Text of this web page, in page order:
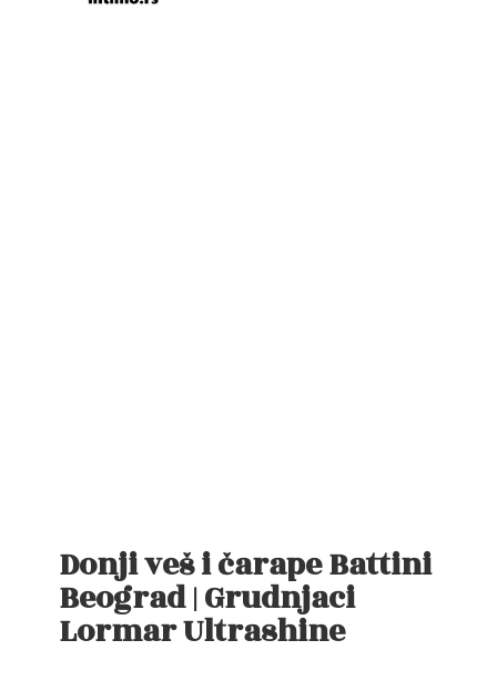
Donji veš i čarape Battini
Beograd | Grudnjaci
Lormar Ultrashine